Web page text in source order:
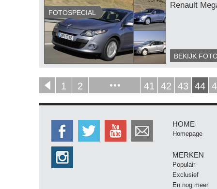
Renault
BEKIJK
FOTOSPECIAL
1 2 41 42 43 44
HOME
Homepage
MERKEN
Populair
Exclusief
En nog meer